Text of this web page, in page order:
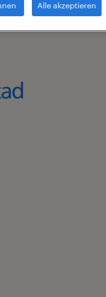
Alle akzeptieren